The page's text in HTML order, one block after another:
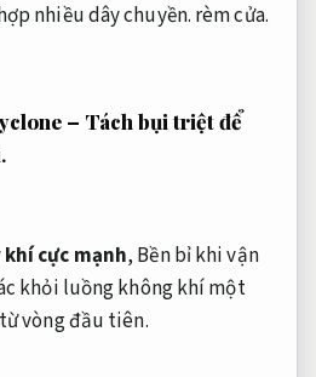
nhiều dây chuyền. rèm cửa.
– Tách bụi triệt để
cực mạnh, Bền bỉ khi vận
khỏi luồng không khí một
vòng đầu tiên.